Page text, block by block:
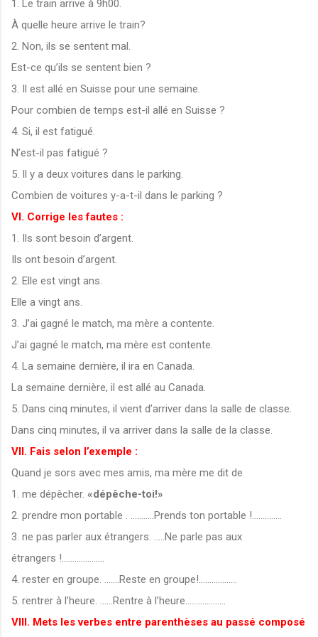
1. Le train arrive à 9h00.
À quelle heure arrive le train?
2. Non, ils se sentent mal.
Est-ce qu’ils se sentent bien ?
3. Il est allé en Suisse pour une semaine.
Pour combien de temps est-il allé en Suisse ?
4. Si, il est fatigué.
N’est-il pas fatigué ?
5. Il y a deux voitures dans le parking.
Combien de voitures y-a-t-il dans le parking ?
VI. Corrige les fautes :
1. Ils sont besoin d’argent.
Ils ont besoin d’argent.
2. Elle est vingt ans.
Elle a vingt ans.
3. J’ai gagné le match, ma mère a contente.
J’ai gagné le match, ma mère est contente.
4. La semaine dernière, il ira en Canada.
La semaine dernière, il est allé au Canada.
5. Dans cinq minutes, il vient d’arriver dans la salle de classe.
Dans cinq minutes, il va arriver dans la salle de la classe.
VII. Fais selon l’exemple :
Quand je sors avec mes amis, ma mère me dit de
1. me dépêcher. «dépêche-toi!»
2. prendre mon portable . ...........Prends ton portable !..............
3. ne pas parler aux étrangers. .....Ne parle pas aux
étrangers !....................
4. rester en groupe. .......Reste en groupe!..................
5. rentrer à l’heure. ......Rentre à l’heure...................
VIII. Mets les verbes entre parenthèses au passé composé